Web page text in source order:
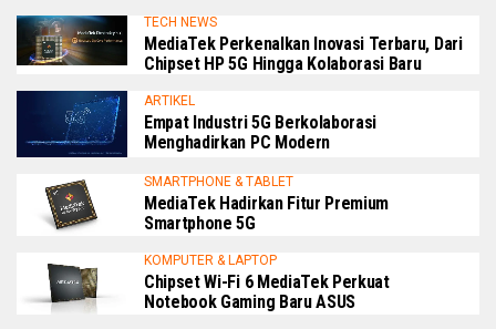
TECH NEWS
MediaTek Perkenalkan Inovasi Terbaru, Dari
Chipset HP 5G Hingga Kolaborasi Baru
ARTIKEL
Empat Industri 5G Berkolaborasi
Menghadirkan PC Modern
SMARTPHONE & TABLET
MediaTek Hadirkan Fitur Premium
Smartphone 5G
KOMPUTER & LAPTOP
Chipset Wi-Fi 6 MediaTek Perkuat
Notebook Gaming Baru ASUS